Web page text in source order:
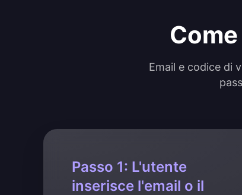
Email e codice di
Passo 1: L'utente
inserisce l'email o il